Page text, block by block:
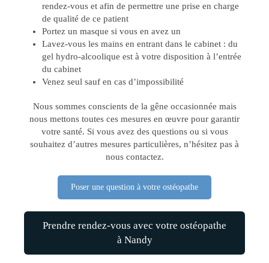
rendez-vous et afin de permettre une prise en charge
de qualité de ce patient
Portez un masque si vous en avez un
Lavez-vous les mains en entrant dans le cabinet : du
gel hydro-alcoolique est à votre disposition à l’entrée
du cabinet
Venez seul sauf en cas d’impossibilité
Nous sommes conscients de la gêne occasionnée mais
nous mettons toutes ces mesures en œuvre pour garantir
votre santé. Si vous avez des questions ou si vous
souhaitez d’autres mesures particulières, n’hésitez pas à
nous contactez.
Poser une question à votre ostéopathe
Prendre rendez-vous avec votre ostéopathe
à Nandy